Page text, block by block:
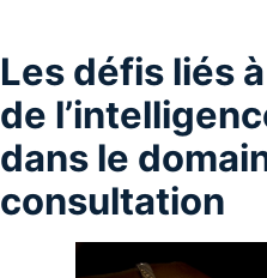
Les défis liés
de
dans le
consultation